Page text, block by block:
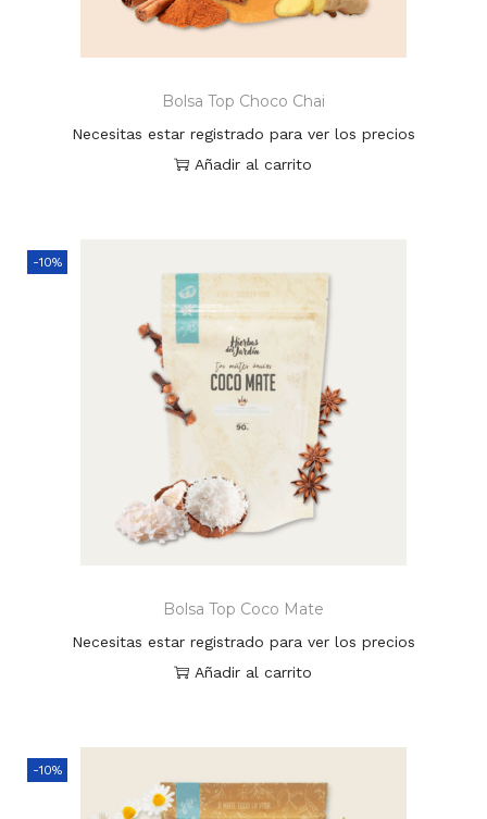
Bolsa Top Choco Chai
Necesitas estar registrado para ver los precios
Añadir al carrito
-10%
Bolsa Top Coco Mate
Necesitas estar registrado para ver los precios
Añadir al carrito
-10%